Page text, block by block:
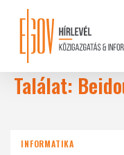
content
Találat:
INFORMATIKA